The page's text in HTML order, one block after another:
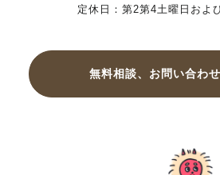
定休日：第2第4土曜日およ
無料相談、お問い合わ